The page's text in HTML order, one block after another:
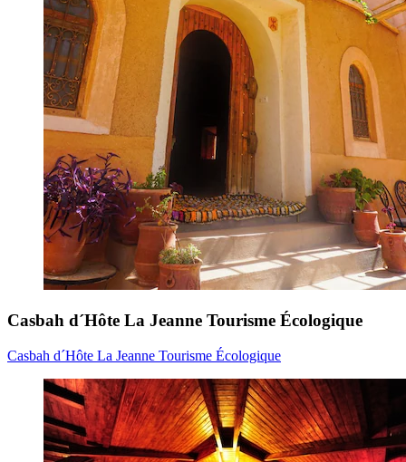
Casbah d´Hôte La Jeanne Tourisme Écologique
Casbah d´Hôte La Jeanne Tourisme Écologique